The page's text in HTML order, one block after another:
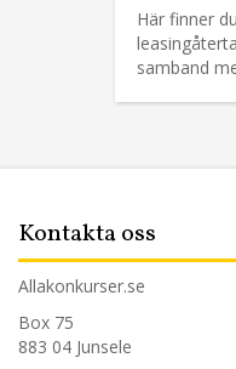
Här finner
samband
Kontakta oss
Allakonkurser.se
Box 75
883 04 Junsele